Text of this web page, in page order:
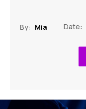
By: Mia Date: